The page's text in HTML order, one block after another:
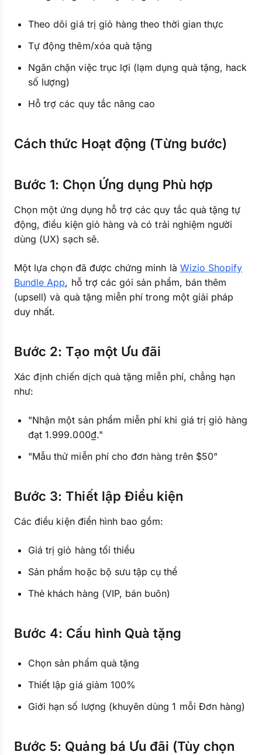
Theo dõi giá trị giỏ hàng theo thời gian thực
Tự động thêm/xóa quà tặng
Ngăn chặn việc trục lợi (lạm dụng quà tặng, hack
số lượng)
Hỗ trợ các quy tắc nâng cao
Cách thức Hoạt động (Từng bước)
Bước 1: Chọn Ứng dụng Phù hợp
Chọn một ứng dụng hỗ trợ các quy tắc quà tặng tự
động, điều kiện giỏ hàng và có trải nghiệm người
dùng (UX) sạch sẽ.
Một lựa chọn đã được chứng minh là Wizio Shopify
Bundle App, hỗ trợ các gói sản phẩm, bán thêm
(upsell) và quà tặng miễn phí trong một giải pháp
duy nhất.
Bước 2: Tạo một Ưu đãi
Xác định chiến dịch quà tặng miễn phí, chẳng hạn
như:
"Nhận một sản phẩm miễn phí khi giá trị giỏ hàng
đạt 1.999.000₫."
"Mẫu thử miễn phí cho đơn hàng trên $50"
Bước 3: Thiết lập Điều kiện
Các điều kiện điển hình bao gồm:
Giá trị giỏ hàng tối thiểu
Sản phẩm hoặc bộ sưu tập cụ thể
Thẻ khách hàng (VIP, bán buôn)
Bước 4: Cấu hình Quà tặng
Chọn sản phẩm quà tặng
Thiết lập giá giảm 100%
Giới hạn số lượng (khuyên dùng 1 mỗi Đơn hàng)
Bước 5: Quảng bá Ưu đãi (Tùy chọn